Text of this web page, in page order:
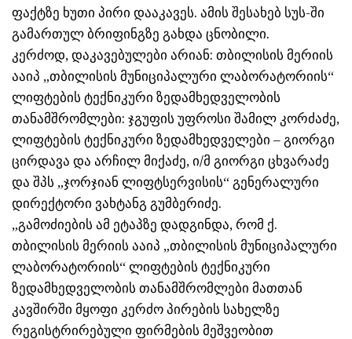
ფაქტზე ხუთი პირი დააკავეს. ამის შესახებ სუს-ში
გამართულ ბრიფინგზე გახდა ცნობილი.
კერძოდ, დაკავებულები არიან: თბილისის მერიის
ააიპ „თბილისის მუნიციპალური ლაბორატორიის“
ლიფტების ტექნიკური ზედამხედველობის
თანამშრომლები: ჯგუფის უფროსი შამილ კორძაძე,
ლიფტების ტექნიკური ზედამხედველები – გიორგი
ცირდავა და არჩილ მიქაძე, ი/მ გიორგი ცხვარაძე
და შპს „ჯორჯიან ლიფტსერვისის“ გენერალური
დირექტორი ვახტანგ გუმბერიძე.
„გამოძიების ამ ეტაპზე დადგინდა, რომ ქ.
თბილისის მერიის ააიპ „თბილისის მუნიციპალური
ლაბორატორიის“ ლიფტების ტექნიკური
ზედამხედველობის თანამშრომლები მათთან
კავშირში მყოფი კერძო პირების სახელზე
რეგისტრირებული ფირმების მეშვეობით